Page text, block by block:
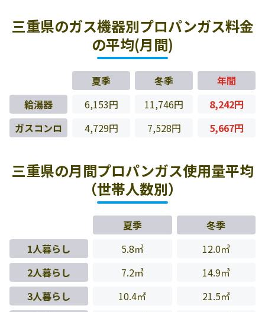
三重県のガス機器別プロパンガス料金
の平均(月間)
夏季 冬季
年間
給湯器
6,153円 11,746円
8,242円
ガスコンロ
4,729円 7,528円 5,667円
三重県の月間プロパンガス使用量平均
（世帯人数別）
夏季
冬季
1人暮らし
5.8㎥
12.0㎥
2人暮らし
7.2㎥
14.9㎥
3人暮らし
10.4㎥
21.5㎥